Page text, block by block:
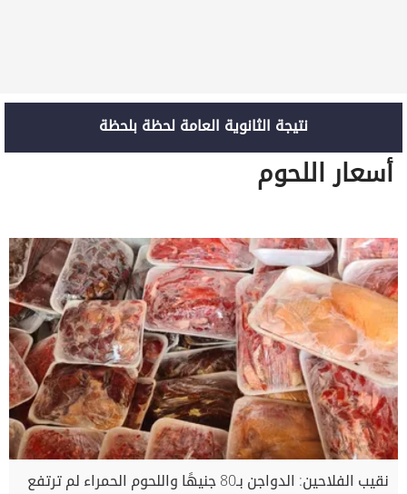
نتيجة الثانوية العامة لحظة بلحظة
أسعار اللحوم
نقيب الفلاحين: الدواجن بـ80 جنيهًا واللحوم الحمراء لم ترتفع